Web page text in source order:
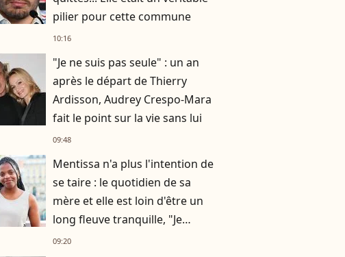
pilier pour cette commune
10:16
"Je ne suis pas seule" : un an
après le départ de Thierry
Ardisson, Audrey Crespo-Mara
fait le point sur la vie sans lui
09:48
Mentissa n'a plus l'intention de
se taire : le quotidien de sa
mère et elle est loin d'être un
long fleuve tranquille, "Je
n'aurais jamais cru en parler
09:20